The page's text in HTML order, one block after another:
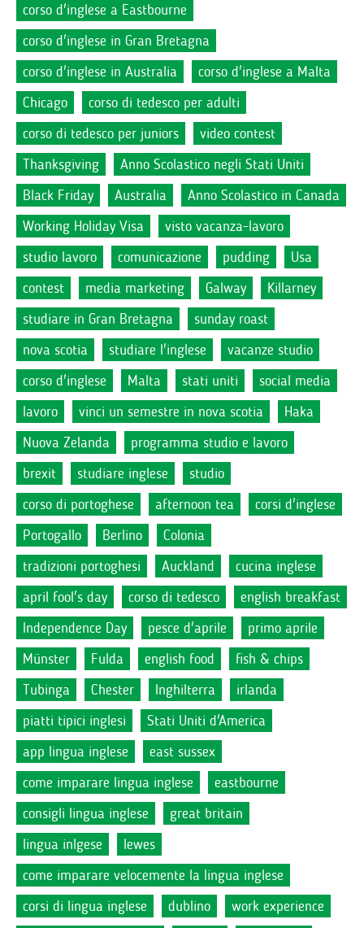
corso d'inglese a Eastbourne
corso d'inglese in Gran Bretagna
corso d'inglese in Australia
corso d'inglese a Malta
Chicago
corso di tedesco per adulti
corso di tedesco per juniors
video contest
Thanksgiving
Anno Scolastico negli Stati Uniti
Black Friday
Australia
Anno Scolastico in Canada
Working Holiday Visa
visto vacanza-lavoro
studio lavoro
comunicazione pudding
Usa
contest
media marketing Galway
Killarney
studiare in Gran Bretagna
sunday roast
nova scotia
studiare l'inglese
vacanze studio
corso d'inglese
Malta stati uniti
social media
lavoro
vinci un semestre in nova scotia
Haka
Nuova Zelanda
programma studio e lavoro
brexit
studiare inglese
studio
corso di portoghese
afternoon tea
corsi d'inglese
Portogallo
Berlino
Colonia
tradizioni portoghesi
Auckland
cucina inglese
april fool's day
corso di tedesco
english breakfast
Independence Day
pesce d'aprile
primo aprile
Münster
Fulda english food
fish & chips
Tubinga
Chester Inghilterra
irlanda
piatti tipici inglesi
Stati Uniti d'America
app lingua inglese
east sussex
come imparare lingua inglese
eastbourne
consigli lingua inglese
great britain
lingua inlgese
lewes
come imparare velocemente la lingua inglese
corsi di lingua inglese
dublino work experience